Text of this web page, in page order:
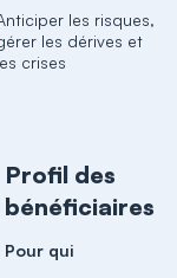
les risques,
les dérives et
crises
Profil des
bénéficiaires
Pour qui